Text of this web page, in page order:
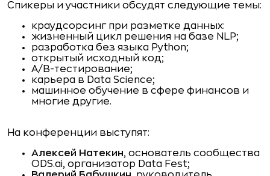
Спикеры и участники обсудят следующие темы:
краудсорсинг при разметке данных:
жизненный цикл решения на базе NLP;
разработка без языка Python;
открытый исходный код;
A/B-тестирование;
карьера в Data Science;
машинное обучение в сфере финансов и
многие другие.
На конференции выступят:
Алексей Натекин, основатель сообщества
ODS.ai, организатор Data Fest;